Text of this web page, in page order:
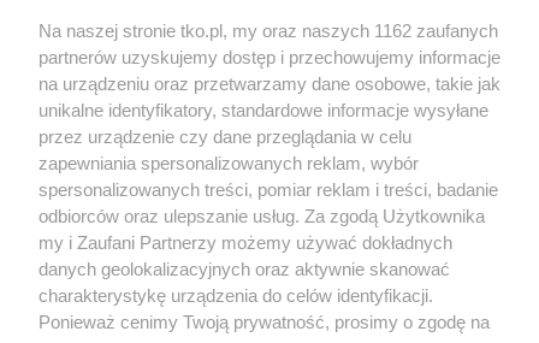
Pokaż więcej
Reklama Tematy Archiwum artykułów
Na naszej stronie tko.pl, my oraz naszych 1162 zaufanych
partnerów uzyskujemy dostęp i przechowujemy informacje
na urządzeniu oraz przetwarzamy dane osobowe, takie jak
unikalne identyfikatory, standardowe informacje wysyłane
przez urządzenie czy dane przeglądania w celu
zapewniania spersonalizowanych reklam, wybór
spersonalizowanych treści, pomiar reklam i treści, badanie
odbiorców oraz ulepszanie usług. Za zgodą Użytkownika
my i Zaufani Partnerzy możemy używać dokładnych
danych geolokalizacyjnych oraz aktywnie skanować
charakterystykę urządzenia do celów identyfikacji.
Ponieważ cenimy Twoją prywatność, prosimy o zgodę na